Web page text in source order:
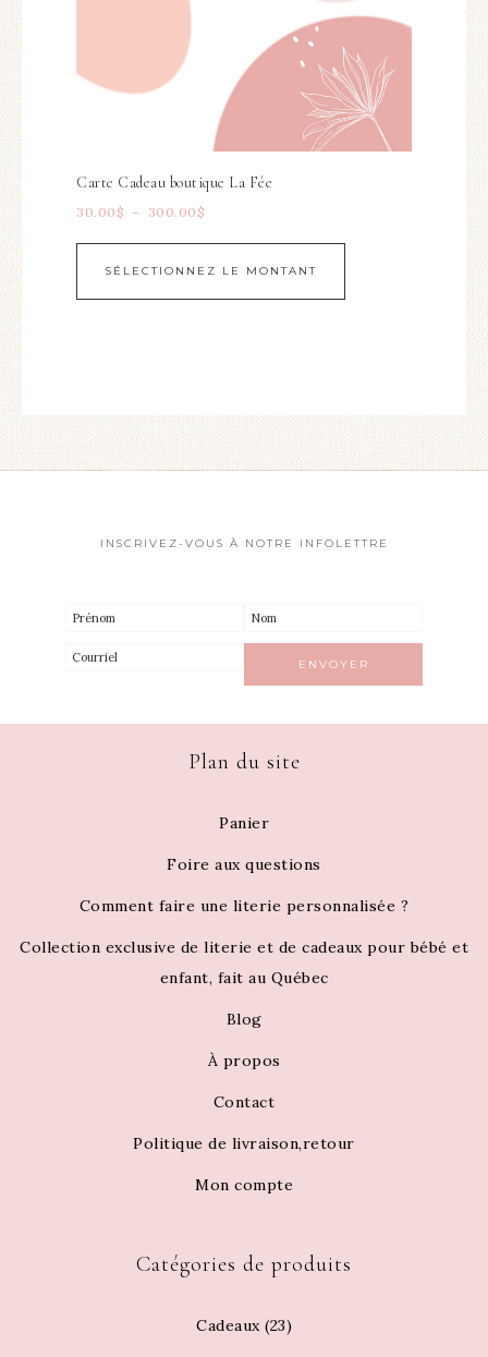
Carte Cadeau boutique La Fée
30.00 $ – 300.00 $
SÉLECTIONNEZ LE MONTANT
INSCRIVEZ-VOUS À NOTRE INFOLETTRE
Plan du site
Panier
Foire aux questions
Comment faire une literie personnalisée ?
Collection exclusive de literie et de cadeaux pour bébé et
enfant, fait au Québec
Blog
À propos
Contact
Politique de livraison,retour
Mon compte
Catégories de produits
Cadeaux (23)